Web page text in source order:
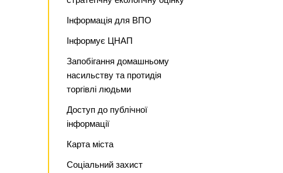
Інформація для ВПО
Інформує ЦНАП
Запобігання домашньому
насильству та протидія
торгівлі людьми
Доступ до публічної
інформації
Карта міста
Соціальний захист